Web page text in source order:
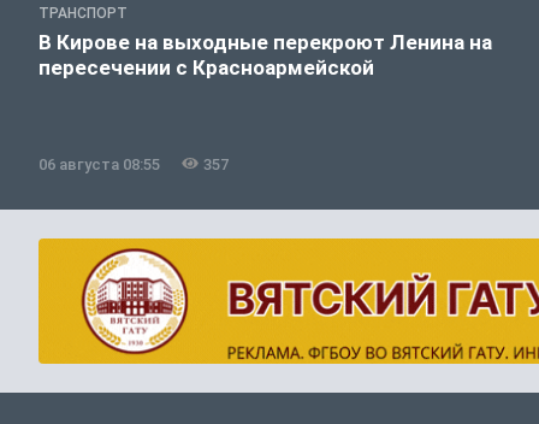
ТРАНСПОРТ
В Кирове на выходные перекроют Ленина на
пересечении с Красноармейской
06 августа 08:55 357